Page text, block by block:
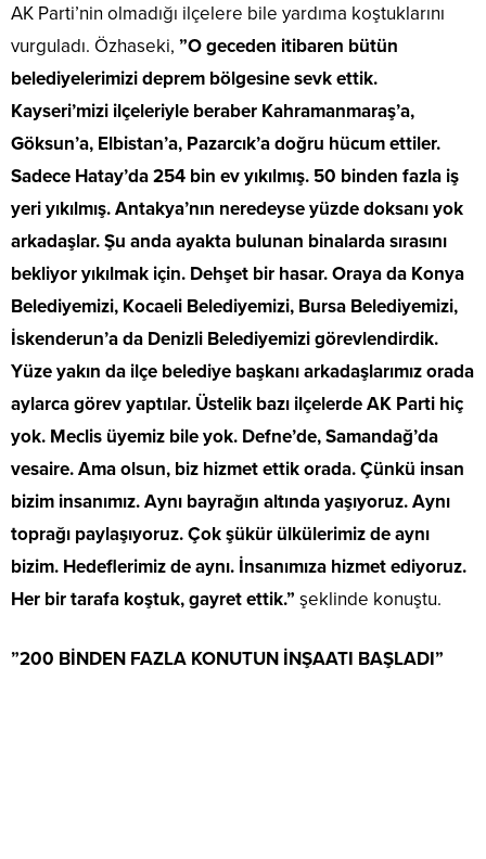
AK Parti’nin olmadığı ilçelere bile yardıma koştuklarını
vurguladı. Özhaseki, ”O geceden itibaren bütün
belediyelerimizi deprem bölgesine sevk ettik.
Kayseri’mizi ilçeleriyle beraber Kahramanmaraş’a,
Göksun’a, Elbistan’a, Pazarcık’a doğru hücum ettiler.
Sadece Hatay’da 254 bin ev yıkılmış. 50 binden fazla iş
yeri yıkılmış. Antakya’nın neredeyse yüzde doksanı yok
arkadaşlar. Şu anda ayakta bulunan binalarda sırasını
bekliyor yıkılmak için. Dehşet bir hasar. Oraya da Konya
Belediyemizi, Kocaeli Belediyemizi, Bursa Belediyemizi,
İskenderun’a da Denizli Belediyemizi görevlendirdik.
Yüze yakın da ilçe belediye başkanı arkadaşlarımız orada
aylarca görev yaptılar. Üstelik bazı ilçelerde AK Parti hiç
yok. Meclis üyemiz bile yok. Defne’de, Samandağ’da
vesaire. Ama olsun, biz hizmet ettik orada. Çünkü insan
bizim insanımız. Aynı bayrağın altında yaşıyoruz. Aynı
toprağı paylaşıyoruz. Çok şükür ülkülerimiz de aynı
bizim. Hedeflerimiz de aynı. İnsanımıza hizmet ediyoruz.
Her bir tarafa koştuk, gayret ettik.” şeklinde konuştu.
”200 BİNDEN FAZLA KONUTUN İNŞAATI BAŞLADI”